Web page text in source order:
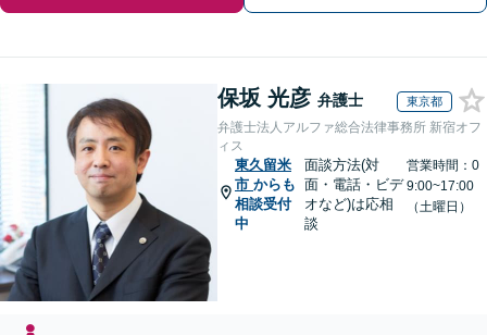
保坂 光彦 弁護士 東京都
弁護士法人アルファ総合法律事務所 新宿オフ
ィス
東久留米
市 からも
相談受付
中
面談方法(対
面・電話・ビデ
オなど)は応相
談
営業時間：0
9:00~17:00
（土曜日）